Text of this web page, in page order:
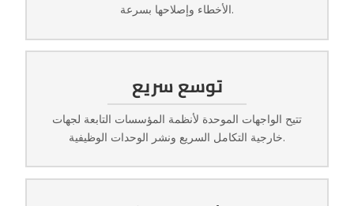
الأخطاء وإصلاحها بسرعة.
توسع سريع
تتيح الواجهات الموحدة لأنظمة المؤسسات التابعة لجهات
خارجية التكامل السريع ونشر الوحدات الوظيفية.